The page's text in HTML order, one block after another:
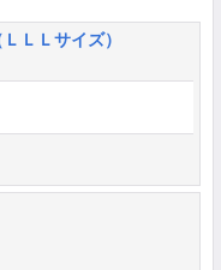
ＬＬサイズ）